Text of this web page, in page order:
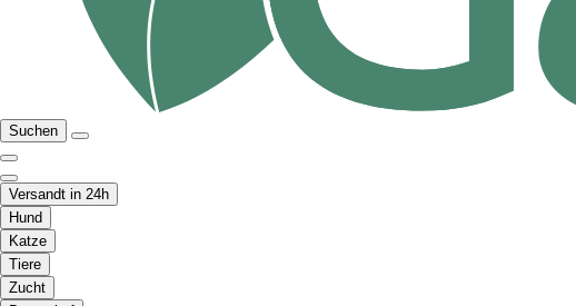
Suchen
Versandt in 24h
Hund
Katze
Tiere
Zucht